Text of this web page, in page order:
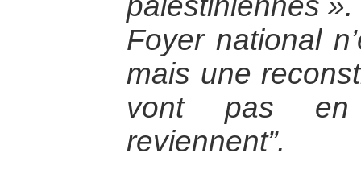
Foyer national
mais une
vont pas
reviennent”.